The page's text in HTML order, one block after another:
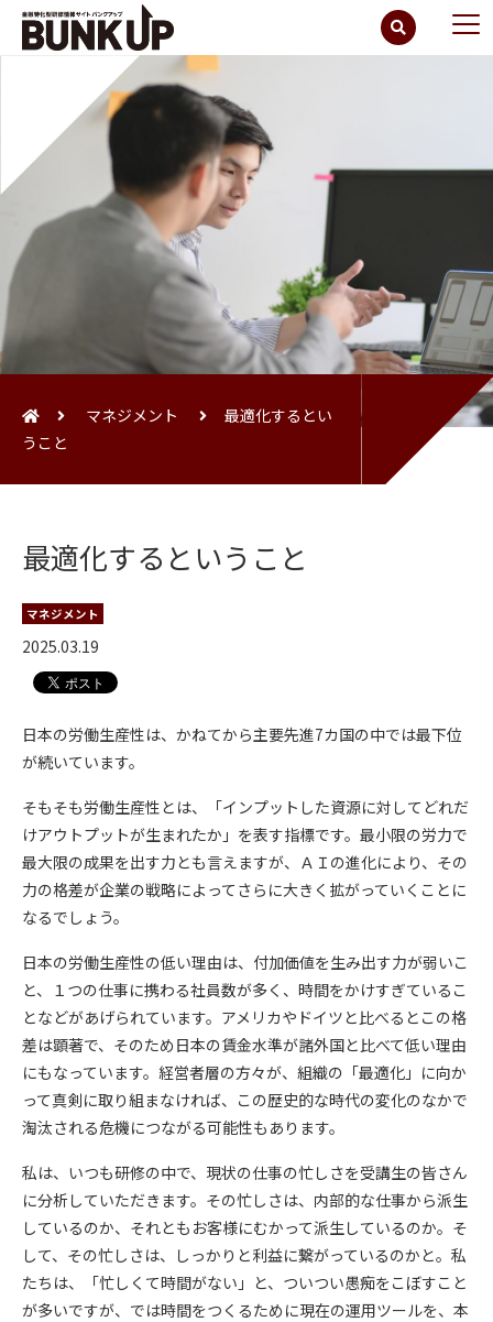
マネジメント
最適化するとい
うこと
最適化するということ
マネジメント
2025.03.19
日本の労働生産性は、かねてから主要先進7カ国の中では最下位
が続いています。
そもそも労働生産性とは、「インプットした資源に対してどれだ
けアウトプットが生まれたか」を表す指標です。最小限の労力で
最大限の成果を出す力とも言えますが、ＡＩの進化により、その
力の格差が企業の戦略によってさらに大きく拡がっていくことに
なるでしょう。
日本の労働生産性の低い理由は、付加価値を生み出す力が弱いこ
と、１つの仕事に携わる社員数が多く、時間をかけすぎているこ
となどがあげられています。アメリカやドイツと比べるとこの格
差は顕著で、そのため日本の賃金水準が諸外国と比べて低い理由
にもなっています。経営者層の方々が、組織の「最適化」に向か
って真剣に取り組まなければ、この歴史的な時代の変化のなかで
淘汰される危機につながる可能性もあります。
私は、いつも研修の中で、現状の仕事の忙しさを受講生の皆さん
に分析していただきます。その忙しさは、内部的な仕事から派生
しているのか、それともお客様にむかって派生しているのか。そ
して、その忙しさは、しっかりと利益に繋がっているのかと。私
たちは、「忙しくて時間がない」と、ついつい愚痴をこぼすこと
が多いですが、では時間をつくるために現在の運用ツールを、本